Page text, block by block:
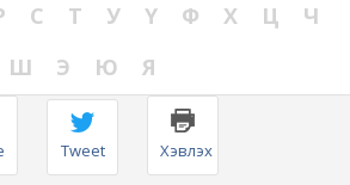
С Т У Ү Ф Х Ц
Ч
Ш
Э Ю Я
Tweet Хэвлэх